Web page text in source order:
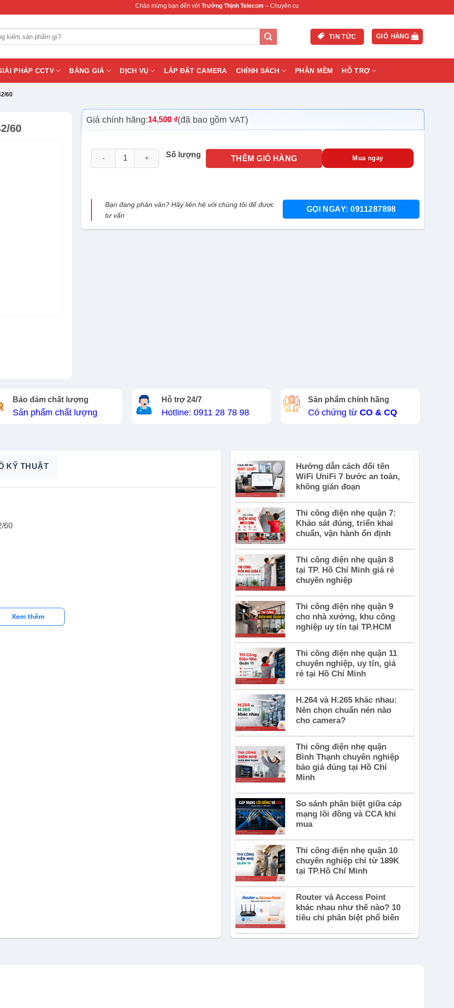
Chào mừng bạn đến vớiTrường Thịnh Telecom– Chuyên cung cấp thiết bị mạng & camera chính hãng, bảo hành , hỗ trợ
TIN TỨC GIỎ HÀNG
PHÁP CCTV BẢNG GIÁ DỊCH VỤ LẮP ĐẶT CAMERA CHÍNH SÁCH PHẦN MỀM HỖ TRỢ
60
60
Giá chính hãng:14,500 ₫(đã bao gồm VAT)
Số lượng
Khớp nối trơn Sino D60 E242/60 số lượng
THÊM GIỎ HÀNG Mua ngay
Bạn đang phân vân? Hãy liên hệ với chúng tôi để được
tư vấn
GỌI NGAY: 0911287898
Bảo đảm chất lượng
Sản phẩm chất lượng
Hỗ trợ 24/7
Hotline: 0911 28 78 98
Sản phẩm chính hãng
Có chứng từ CO & CQ
KỸ THUẬT
60
Xem thêm
Hướng dẫn cách đổi tên
WiFi UniFi 7 bước an toàn,
không gián đoạn
Thi công điện nhẹ quận 7:
Khảo sát đúng, triển khai
chuẩn, vận hành ổn định
Thi công điện nhẹ quận 8
tại TP. Hồ Chí Minh giá rẻ
chuyên nghiệp
Thi công điện nhẹ quận 9
cho nhà xưởng, khu công
nghiệp uy tín tại TP.HCM
Thi công điện nhẹ quận 11
chuyên nghiệp, uy tín, giá
rẻ tại Hồ Chí Minh
H.264 và H.265 khác nhau:
Nên chọn chuẩn nén nào
cho camera?
Thi công điện nhẹ quận
Bình Thạnh chuyên nghiệp
báo giá đúng tại Hồ Chí
Minh
So sánh phân biệt giữa cáp
mạng lõi đồng và CCA khi
mua
Thi công điện nhẹ quận 10
chuyên nghiệp chỉ từ 189K
tại TP.Hồ Chí Minh
Router và Access Point
khác nhau như thế nào? 10
tiêu chi phân biệt phổ biến